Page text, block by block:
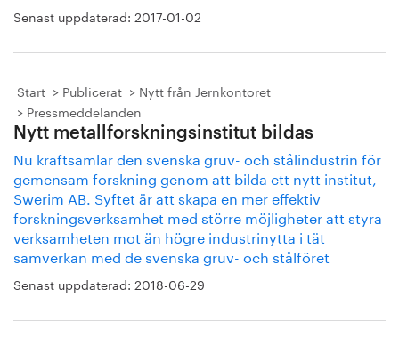
Senast uppdaterad: 2017-01-02
Start Publicerat
Nytt från Jernkontoret
Pressmeddelanden
Nytt metallforskningsinstitut bildas
Nu kraftsamlar den svenska gruv- och stålindustrin för
gemensam forskning genom att bilda ett nytt institut,
Swerim AB. Syftet är att skapa en mer effektiv
forskningsverksamhet med större möjligheter att styra
verksamheten mot än högre industrinytta i tät
samverkan med de svenska gruv- och stålföret
Senast uppdaterad: 2018-06-29